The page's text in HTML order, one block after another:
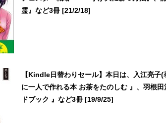
霊』など3冊 [21/2/18]
【Kindle日替わりセール】本日は、入江亮子
に一人で作れる本 お茶をたのしむ 』、羽根
ドブック 』など3冊 [19/9/25]